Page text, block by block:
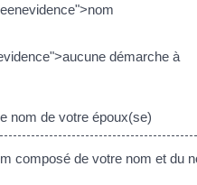
démarche à
nom de votre époux(se)
composé de votre nom et du